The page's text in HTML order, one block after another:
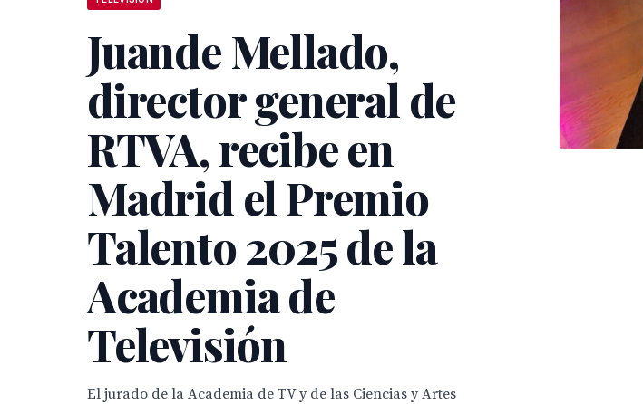
Juande Mellado,
director general de
RTVA, recibe en
Madrid el Premio
Talento 2025 de la
Academia de
Televisión
El jurado de la Academia de TV y de las Ciencias y Artes